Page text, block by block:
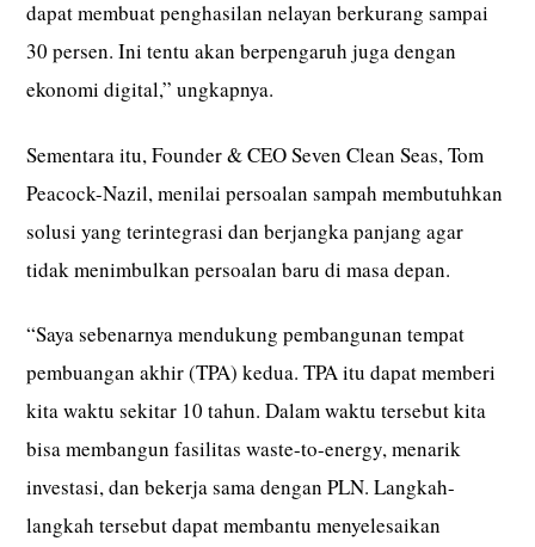
dapat membuat penghasilan nelayan berkurang sampai
30 persen. Ini tentu akan berpengaruh juga dengan
ekonomi digital,” ungkapnya.
Sementara itu, Founder & CEO Seven Clean Seas, Tom
Peacock-Nazil, menilai persoalan sampah membutuhkan
solusi yang terintegrasi dan berjangka panjang agar
tidak menimbulkan persoalan baru di masa depan.
“Saya sebenarnya mendukung pembangunan tempat
pembuangan akhir (TPA) kedua. TPA itu dapat memberi
kita waktu sekitar 10 tahun. Dalam waktu tersebut kita
bisa membangun fasilitas waste-to-energy, menarik
investasi, dan bekerja sama dengan PLN. Langkah-
langkah tersebut dapat membantu menyelesaikan